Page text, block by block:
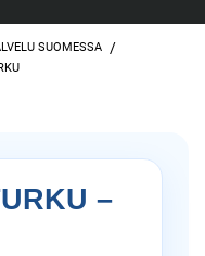
SUOMESSA /
–